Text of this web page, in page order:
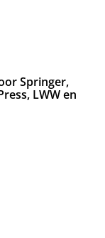
Springer,
LWW en